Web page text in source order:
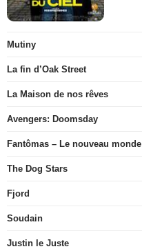
Mutiny
La fin d’Oak Street
La Maison de nos rêves
Avengers: Doomsday
Fantômas – Le nouveau monde
The Dog Stars
Fjord
Soudain
Justin le Juste